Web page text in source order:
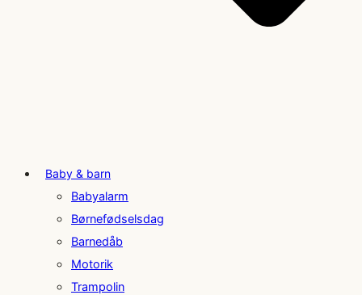
Baby & barn
Babyalarm
Børnefødselsdag
Barnedåb
Motorik
Trampolin